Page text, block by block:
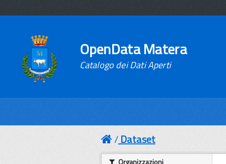
OpenData Matera
Catalogo dei Dati Aperti
Dataset
Organizzazioni